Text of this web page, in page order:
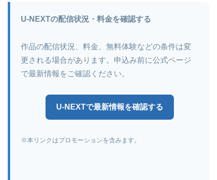
U-NEXTの配信状況・料金を確認する
作品の配信状況、料金、無料体験などの条件は変
更される場合があります。申込み前に公式ページ
で最新情報をご確認ください。
U-NEXTで最新情報を確認する
※本リンクはプロモーションを含みます。